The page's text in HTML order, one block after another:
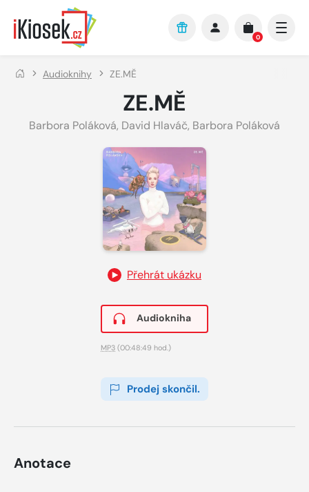
Přejít na hlavní obsah
0
Audioknihy ZE.MĚ
ZE.MĚ
Barbora Poláková, David Hlaváč, Barbora Poláková
Přehrát ukázku
Audiokniha
MP3 (00:48:49 hod.)
Prodej skončil.
Anotace